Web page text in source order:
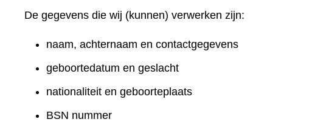
De gegevens die wij (kunnen) verwerken zijn:
naam, achternaam en contactgegevens
geboortedatum en geslacht
nationaliteit en geboorteplaats
BSN nummer